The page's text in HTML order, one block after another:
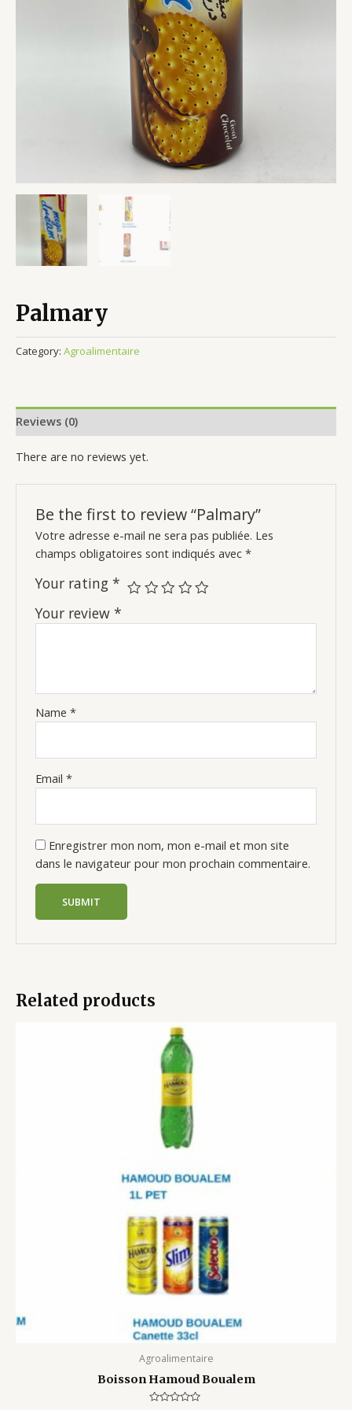
Palmary
Category: Agroalimentaire
Reviews (0)
There are no reviews yet.
Be the first to review “Palmary”
Votre adresse e-mail ne sera pas publiée. Les
champs obligatoires sont indiqués avec*
Your rating*
Your review*
Name*
Email*
Enregistrer mon nom, mon e-mail et mon site
dans le navigateur pour mon prochain commentaire.
Related products
Agroalimentaire
Boisson Hamoud Boualem